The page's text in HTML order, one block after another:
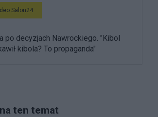
Salon24
po decyzjach Nawrockiego. "Kibol
kibola? To propaganda"
ten temat